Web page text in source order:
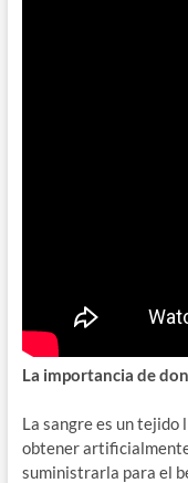
La importancia de
La sangre es un tejido
obtener
suministrarla para el